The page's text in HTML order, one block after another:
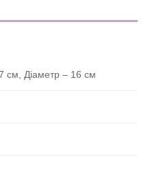
см, Діаметр – 16 см